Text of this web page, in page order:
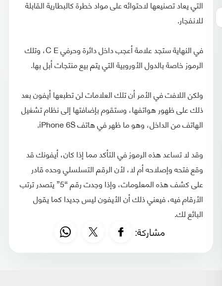
التي يعاد تصنيعها لاحتوائه على مواد خطرة كالبطارية القابلة
للانفجار.
في النهاية ستجد علامة أعجب داخل دائرة وحرفي C E، وتلك
الرموز خاصة بالدول الأوروبية التي يتم بيع منتجات أبل بها.
ولكن اللافت في الأمر أن تلك العلامات لن تطبعها أيفون بعد
ذلك على ظهور هواتفها، وستقوم بإضافتها إلى نظام تشغيل
الهاتف من الداخل، وهو ما ظهر في هاتف iPhone 6S.
وقد لا تساعد هذه الرموز في التأكد مما إذا كان، أيفونك قد
وقع فتحه وإصلاحه أم لا، لأن الرقم التسلسلي وحده قادر
على كشف هذه المعلومات، وإذا وجدت رقم “5” يتصدر ترتب
الأرقام فيه، فيعني ذلك أن الأيفون ليس جديدا كما يقول
البائع لك.
مشاركة: